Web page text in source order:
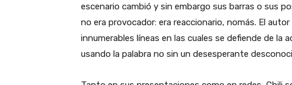
escenario cambió y sin embargo sus barras o sus
no era provocador: era reaccionario, nomás. El
innumerables líneas en las cuales se defiende de la
usando la palabra no sin un desesperante